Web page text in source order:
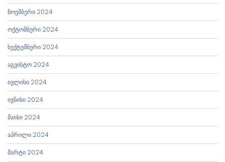
ნოემბერი 2024
ოქტომბერი 2024
სექტემბერი 2024
აგვისტო 2024
ივლისი 2024
ივნისი 2024
მაისი 2024
აპრილი 2024
მარტი 2024